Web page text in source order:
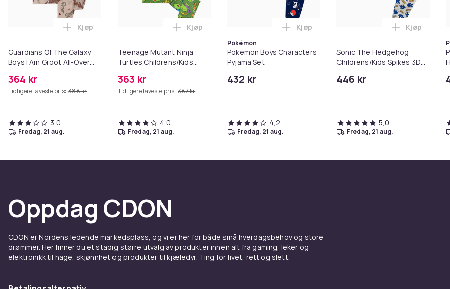
Guardians Of The Galaxy
Boys I Am Groot All-Over
364 kr
Tidligere laveste pris: 388 kr
Legg Guardians Of The Galaxy Boys I Am Groot All-Over Print Pyjama Set i handlekurven
Kjøp
3,0
fredag, 21 aug.
Teenage Mutant Ninja
Turtles Childrens/Kids
363 kr
Tidligere laveste pris: 387 kr
Legg Teenage Mutant Ninja Turtles Childrens/Kids Long Pyjama Set i
Kjøp
4,0
fredag, 21 aug.
Pokémon
Pokemon Boys Characters
Pyjama Set
432 kr
Legg Pokemon Boys Characters Pyjama
Kjøp
4,2
fredag, 21 aug.
Sonic The Hedgehog
Childrens/Kids Spikes 3D
446 kr
Legg Sonic
Kjøp
5,0
fredag, 21 aug.
Oppdag CDON
CDON er Nordens ledende markedsplass, og vi er her for både små hverdagsbehov og store
drømmer. Her finner du et stadig større utvalg av produkter innen alt fra gaming, leker og
elektronikk til hage, skjønnhet og produkter til kjæledyr. Ting for livet, rett og slett.